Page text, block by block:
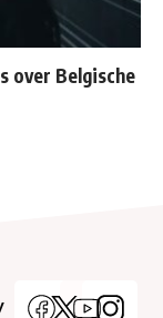
over Belgische